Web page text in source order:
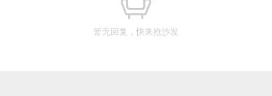
暂无回复，快来抢沙发